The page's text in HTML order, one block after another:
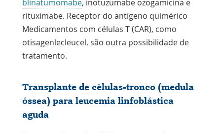
blinatumomabe, inotuzumabe ozogamicina e
rituximabe. Receptor do antígeno quimérico
Medicamentos com células T (CAR), como
otisagenlecleucel, são outra possibilidade de
tratamento.
Transplante de células-tronco (medula
óssea) para leucemia linfoblástica
aguda